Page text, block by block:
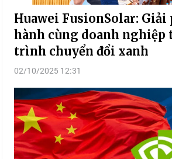
Huawei FusionSolar: Giải
hành cùng doanh nghiệp
trình chuyển đổi xanh
02/10/2025 12:31